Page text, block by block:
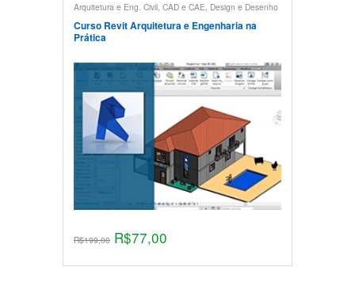
Arquitetura e Eng. Civil, CAD e CAE, Design e Desenho
Técnico Maquete Eletrônica
Curso Revit Arquitetura e Engenharia na
Prática
R$199,00 R$77,00